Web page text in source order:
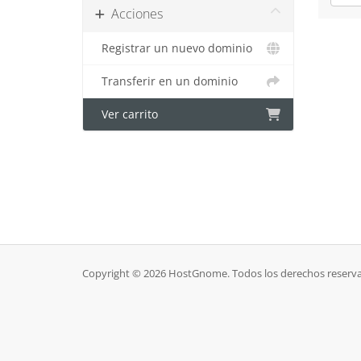
Acciones
Registrar un nuevo dominio
Transferir en un dominio
Ver carrito
Copyright © 2026 HostGnome. Todos los derechos